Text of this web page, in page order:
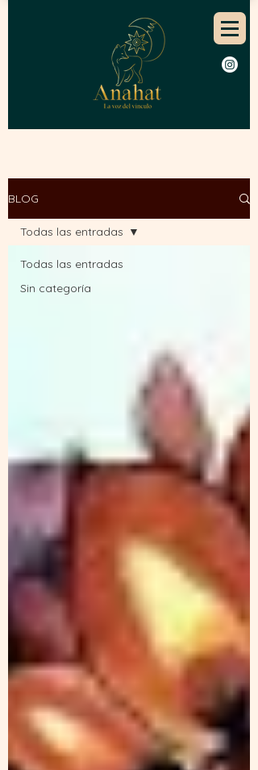
BLOG
Todas las entradas
Sin categoría
Todas las entradas